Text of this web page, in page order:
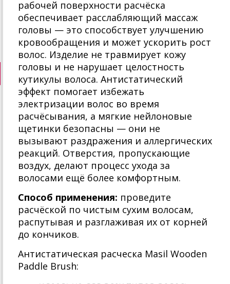
рабочей поверхности расчёска
обеспечивает расслабляющий массаж
головы — это способствует улучшению
кровообращения и может ускорить рост
волос. Изделие не травмирует кожу
головы и не нарушает целостность
кутикулы волоса. Антистатический
эффект помогает избежать
электризации волос во время
расчёсывания, а мягкие нейлоновые
щетинки безопасны — они не
вызывают раздражения и аллергических
реакций. Отверстия, пропускающие
воздух, делают процесс ухода за
волосами ещё более комфортным.
Способ применения: проведите
расчёской по чистым сухим волосам,
распутывая и разглаживая их от корней
до кончиков.
Антистатическая расческа Masil Wooden
Paddle Brush: